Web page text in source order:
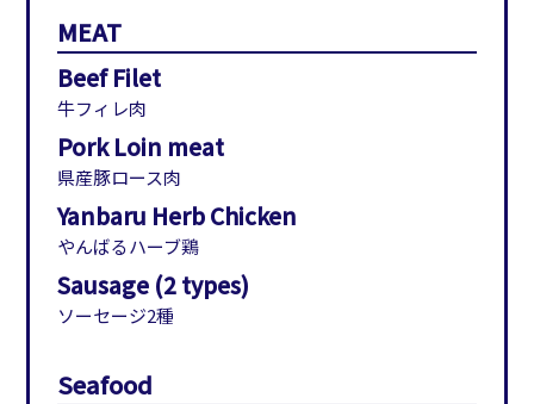
MEAT
Beef Filet
牛フィレ肉
Pork Loin meat
県産豚ロース肉
Yanbaru Herb Chicken
やんばるハーブ鶏
Sausage (2 types)
ソーセージ2種
Seafood